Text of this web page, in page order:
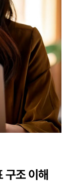
구조 이해